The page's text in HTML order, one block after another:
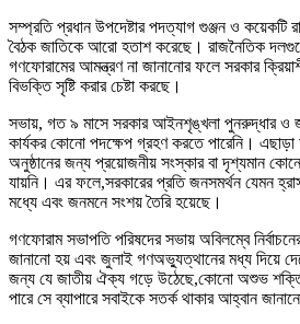
সম্প্রতি প্রধান উপদেষ্টার পদত্যাগ গুঞ্জন ও কয়েকটি
বৈঠক জাতিকে আরো হতাশ করেছে। রাজনৈতিক
গণফোরামের আমন্ত্রণ না জানানোর ফলে সরকার
বিভক্তি সৃষ্টি করার চেষ্টা করছে।
সভায়, গত ৯ মাসে সরকার আইনশৃঙ্খলা পুনরুদ্ধার ও
কার্যকর কোনো পদক্ষেপ গ্রহণ করতে পারেনি। এছাড়া
অনুষ্ঠানের জন্য প্রয়োজনীয় সংস্কার বা দৃশ্যমান
যায়নি। এর ফলে,সরকারের প্রতি জনসমর্থন যেমন
মধ্যে এবং জনমনে সংশয় তৈরি হয়েছে।
গণফোরাম সভাপতি পরিষদের সভায় অবিলম্বে নির্বাচনের
জানানো হয় এবং জুলাই গণঅভ্যুত্থানের মধ্য দিয়ে
জন্য যে জাতীয় ঐক্য গড়ে উঠেছে,কোনো অশুভ শক্তি
পারে সে ব্যাপারে সবাইকে সতর্ক থাকার আহ্বান